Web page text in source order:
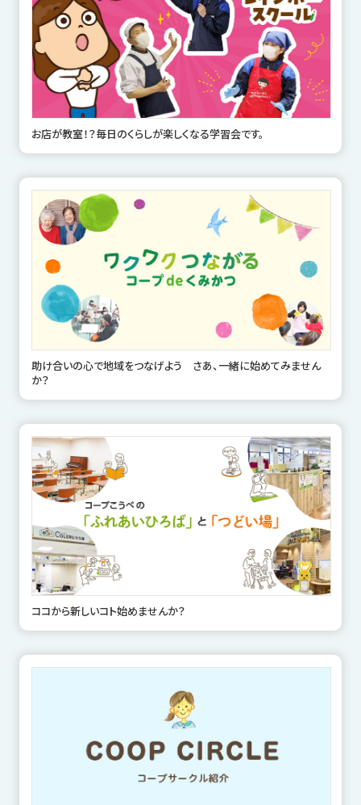
お店が教室！？毎日のくらしが楽しくなる学習会です。
助け合いの心で地域をつなげよう さあ、一緒に始めてみません
か？
ココから新しいコト始めませんか？